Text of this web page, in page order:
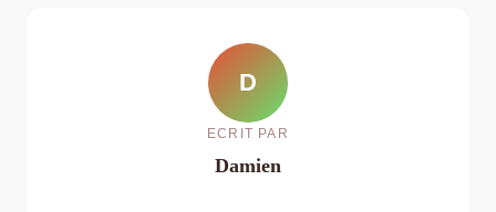
D
ECRIT PAR
Damien